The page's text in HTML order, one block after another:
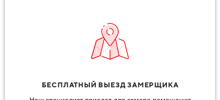
БЕСПЛАТНЫЙ ВЫЕЗД ЗАМЕРЩИКА